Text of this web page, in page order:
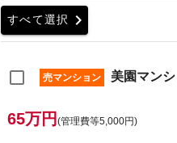
すべて選択 chevron_right
売マンション 美園マン
65万円 (管理費等5,000円)